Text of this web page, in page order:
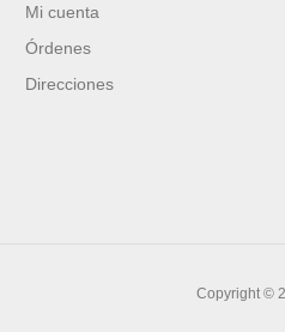
Mi cuenta
Órdenes
Direcciones
Copyright ©